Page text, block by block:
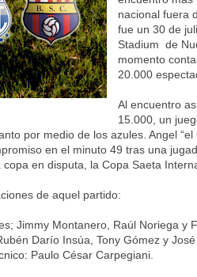
nacional fuera
fue un 30 de
Stadium de
momento
20.000
Al encuentro
15.000, un
por medio de los azules. Angel
en el minuto 49 tras una
en disputa, la Copa Saeta
de aquel partido:
Jimmy Montanero, Raúl Noriega y
Darío Insúa, Tony Gómez y
Paulo César Carpegiani.